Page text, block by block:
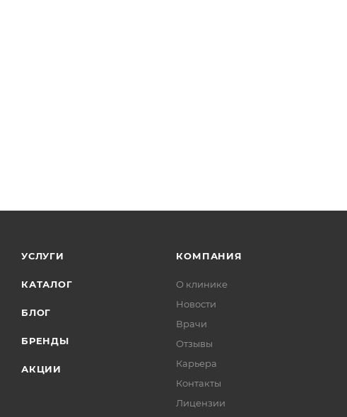
УСЛУГИ
КАТАЛОГ
БЛОГ
БРЕНДЫ
АКЦИИ
КОМПАНИЯ
О клинике
Новости
Врачи
Отзывы
Карьера
Контакты
Лицензии